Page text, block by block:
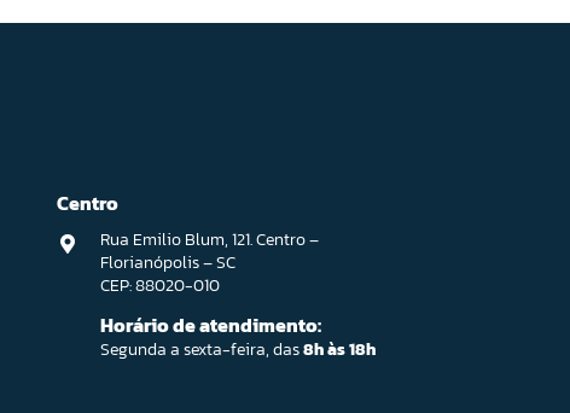
Centro
Rua Emilio Blum, 121. Centro –
Florianópolis – SC
CEP: 88020-010
Horário de atendimento:
Segunda a sexta-feira, das8h às 18h